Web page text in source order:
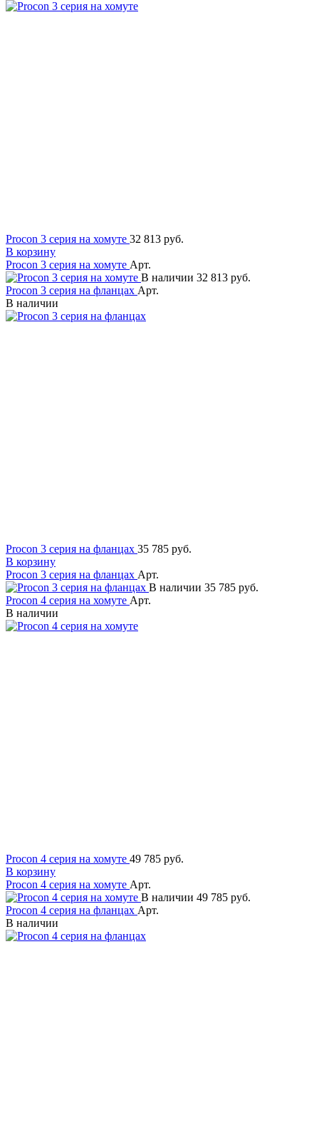
Procon 3 серия на хомуте 32 813 руб.
В корзину
Procon 3 серия на хомуте Арт.
В наличии 32 813 руб.
Procon 3 серия на фланцах Арт.
В наличии
Procon 3 серия на фланцах 35 785 руб.
В корзину
Procon 3 серия на фланцах Арт.
В наличии 35 785 руб.
Procon 4 серия на хомуте Арт.
В наличии
Procon 4 серия на хомуте 49 785 руб.
В корзину
Procon 4 серия на хомуте Арт.
В наличии 49 785 руб.
Procon 4 серия на фланцах Арт.
В наличии